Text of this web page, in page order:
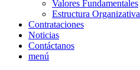
Valores Fundamentales
Estructura Organizativa
Contrataciones
Noticias
Contáctanos
menú